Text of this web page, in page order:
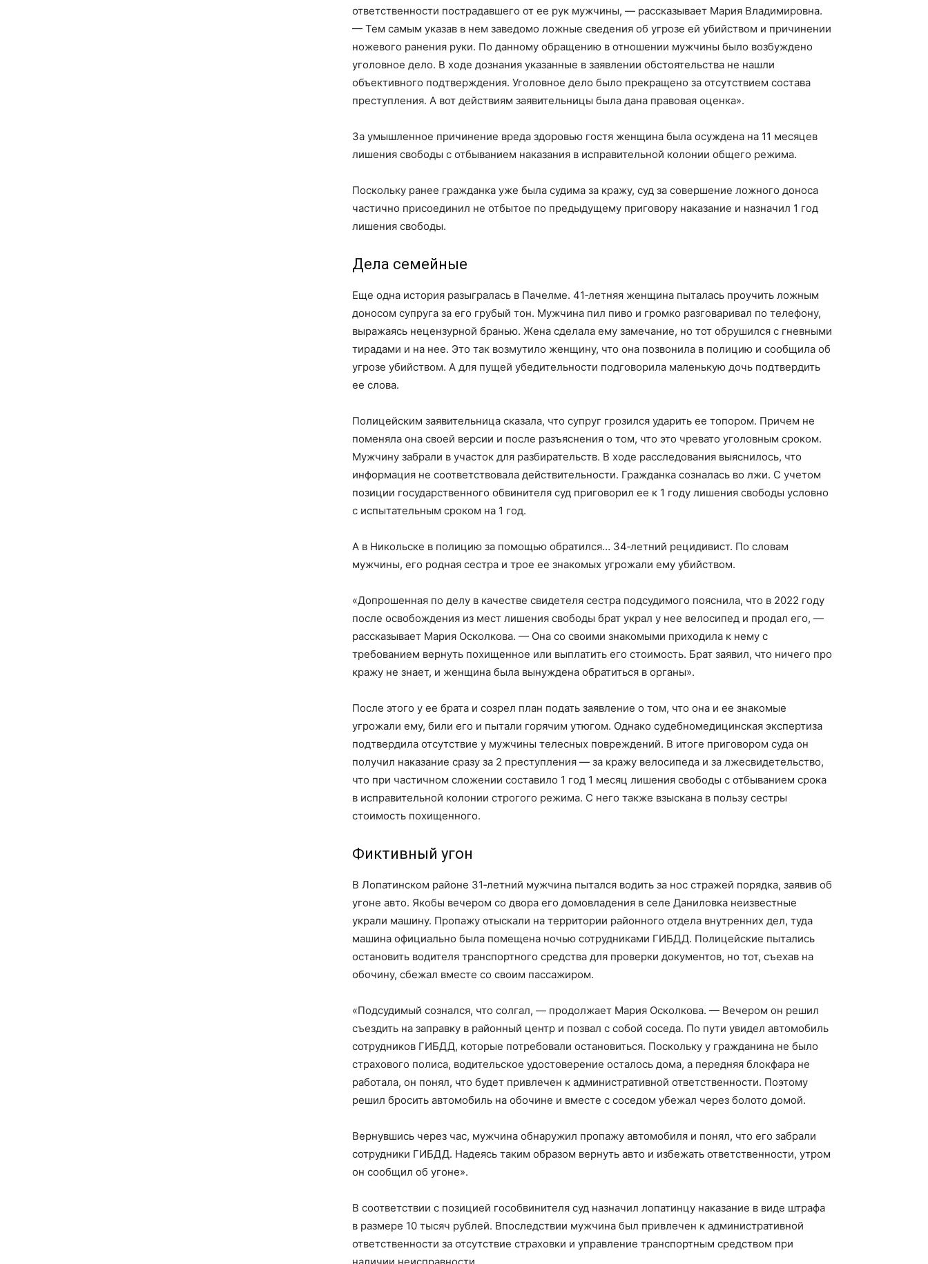
ответственности пострадавшего от ее рук мужчины, — рассказывает Мария Владимировна.
— Тем самым указав в нем заведомо ложные сведения об угрозе ей убийством и причинении
ножевого ранения руки. По данному обращению в отношении мужчины было возбуждено
уголовное дело. В ходе дознания указанные в заявлении обстоятельства не нашли
объективного подтверждения. Уголовное дело было прекращено за отсутствием состава
преступления. А вот действиям заявительницы была дана правовая оценка».
За умышленное причинение вреда здоровью гостя женщина была осуждена на 11 месяцев
лишения свободы с отбыванием наказания в исправительной колонии общего режима.
Поскольку ранее гражданка уже была судима за кражу, суд за совершение ложного доноса
частично присоединил не отбытое по предыдущему приговору наказание и назначил 1 год
лишения свободы.
Дела семейные
Еще одна история разыгралась в Пачелме. 41‑летняя женщина пыталась проучить ложным
доносом супруга за его грубый тон. Мужчина пил пиво и громко разговаривал по телефону,
выражаясь нецензурной бранью. Жена сделала ему замечание, но тот обрушился с гневными
тирадами и на нее. Это так возмутило женщину, что она позвонила в полицию и сообщила об
угрозе убийством. А для пущей убедительности подговорила маленькую дочь подтвердить
ее слова.
Полицейским заявительница сказала, что супруг грозился ударить ее топором. Причем не
поменяла она своей версии и после разъяснения о том, что это чревато уголовным сроком.
Мужчину забрали в участок для разбирательств. В ходе расследования выяснилось, что
информация не соответствовала действительности. Гражданка созналась во лжи. С учетом
позиции государственного обвинителя суд приговорил ее к 1 году лишения свободы условно
с испытательным сроком на 1 год.
А в Никольске в полицию за помощью обратился… 34‑летний рецидивист. По словам
мужчины, его родная сестра и трое ее знакомых угрожали ему убийством.
«Допрошенная по делу в качестве свидетеля сестра подсудимого пояснила, что в 2022 году
после освобождения из мест лишения свободы брат украл у нее велосипед и продал его, —
рассказывает Мария Осколкова. — Она со своими знакомыми приходила к нему с
требованием вернуть похищенное или выплатить его стоимость. Брат заявил, что ничего про
кражу не знает, и женщина была вынуждена обратиться в органы».
После этого у ее брата и созрел план подать заявление о том, что она и ее знакомые
угрожали ему, били его и пытали горячим утюгом. Однако судебно­медицинская экспертиза
подтвердила отсутствие у мужчины телесных повреждений. В итоге приговором суда он
получил наказание сразу за 2 преступления — за кражу велосипеда и за лжесвидетельство,
что при частичном сложении составило 1 год 1 месяц лишения свободы с отбыванием срока
в исправительной колонии строгого режима. С него также взыскана в пользу сестры
стоимость похищенного.
Фиктивный угон
В Лопатинском районе 31‑летний мужчина пытался водить за нос стражей порядка, заявив об
угоне авто. Якобы вечером со двора его домовладения в селе Даниловка неизвестные
украли машину. Пропажу отыскали на территории районного отдела внутренних дел, туда
машина официально была помещена ночью сотрудниками ГИБДД. Полицейские пытались
остановить водителя транспортного средства для проверки документов, но тот, съехав на
обочину, сбежал вместе со своим пассажиром.
«Подсудимый сознался, что солгал, — продолжает Мария Осколкова. — Вечером он решил
съездить на заправку в районный центр и позвал с собой соседа. По пути увидел автомобиль
сотрудников ГИБДД, которые потребовали остановиться. Поскольку у гражданина не было
страхового полиса, водительское удостоверение осталось дома, а передняя блок­фара не
работала, он понял, что будет привлечен к административной ответственности. Поэтому
решил бросить автомобиль на обочине и вместе с соседом убежал через болото домой.
Вернувшись через час, мужчина обнаружил пропажу автомобиля и понял, что его забрали
сотрудники ГИБДД. Надеясь таким образом вернуть авто и избежать ответственности, утром
он сообщил об угоне».
В соответствии с позицией гособвинителя суд назначил лопатинцу наказание в виде штрафа
в размере 10 тысяч рублей. Впоследствии мужчина был привлечен к административной
ответственности за отсутствие страховки и управление транспортным средством при